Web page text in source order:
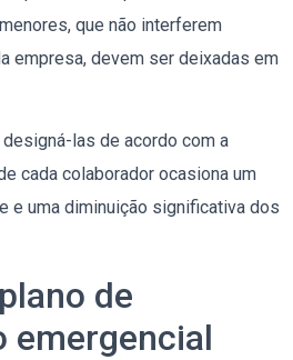
que não interferem
empresa, devem ser deixadas em
las de acordo com a
cada colaborador ocasiona um
e uma diminuição significativa dos
de
emergencial